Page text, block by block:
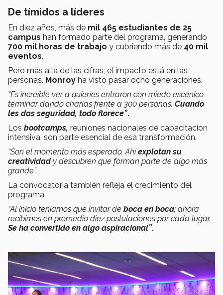
De tímidos a líderes
En diez años, más de mil 465 estudiantes de 25
campus han formado parte del programa, generando
700 mil horas de trabajo y cubriendo más de 40 mil
eventos.
Pero más allá de las cifras, el impacto está en las
personas. Monroy ha visto pasar ocho generaciones.
“Es increíble ver a quienes entraron con miedo escénico
terminar dando charlas frente a 300 personas. Cuando
les das seguridad, todo florece”.
Los bootcamps, reuniones nacionales de capacitación
intensiva, son parte esencial de esa transformación.
“Son el momento más esperado. Ahíexplotan su
creatividad y descubren que forman parte de algo más
grande”.
La convocatoria también refleja el crecimiento del
programa.
“Al inicio teníamos que invitar de boca en boca; ahora
recibimos en promedio diez postulaciones por cada lugar.
Se ha convertido en algo aspiracional”.